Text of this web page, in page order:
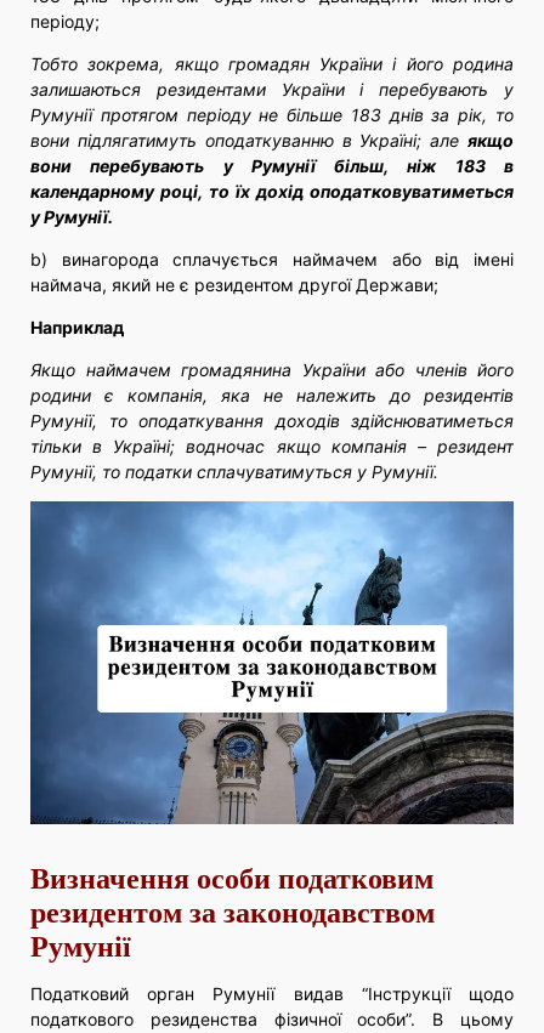
періоду;
Тобто зокрема, якщо громадян України і його родина
залишаються резидентами України і перебувають у
Румунії протягом періоду не більше 183 днів за рік, то
вони підлягатимуть оподаткуванню в Україні; але якщо
вони перебувають у Румунії більш, ніж 183 в
календарному році, то їх дохід оподатковуватиметься
у Румунії.
b) винагорода сплачується наймачем або від імені
наймача, який не є резидентом другої Держави;
Наприклад
Якщо наймачем громадянина України або членів його
родини є компанія, яка не належить до резидентів
Румунії, то оподаткування доходів здійснюватиметься
тільки в Україні; водночас якщо компанія – резидент
Румунії, то податки сплачуватимуться у Румунії.
Визначення особи податковим
резидентом за законодавством
Румунії
Податковий орган Румунії видав “Інструкції щодо
податкового резиденства фізичної особи”. В цьому